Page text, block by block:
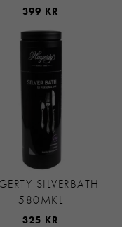
399 KR
SILVERBATH
580MKL
325 KR